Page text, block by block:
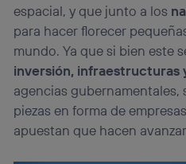
espacial, y que junto a los
para hacer florecer
mundo. Ya que si bien este
inversión, infraestructuras
agencias gubernamentales,
piezas en forma de
apuestan que hacen